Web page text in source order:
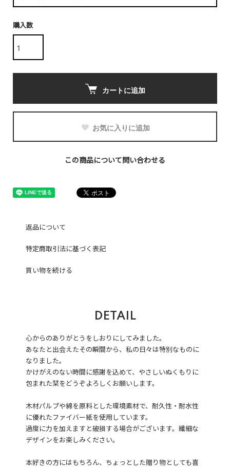
購入数
カートに追加
お気に入りに追加
この商品について問い合わせる
返品について
特定商取引法に基づく表記
買い物を続ける
DETAIL
心からのありがとうをしおりにしてみました。
あなたと出会えたその瞬間から、私の日々は特別なものに
なりました。
かけがえのない時間に感謝を込めて、やさしいぬくもりに
包まれた栞をどうぞよろしくお願いします。
木材パルプや綿を原料とした環境素材で、耐久性・耐水性
に優れたファイバー紙を使用しています。
過度に力を加えますと破損する場合がございます。繊細な
デザインをお楽しみください。
本好きの方にはもちろん、ちょっとした贈り物としても喜